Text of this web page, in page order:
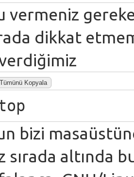
vermeniz
dikkat
Tümünü Kopyala
bizi
sırada altında